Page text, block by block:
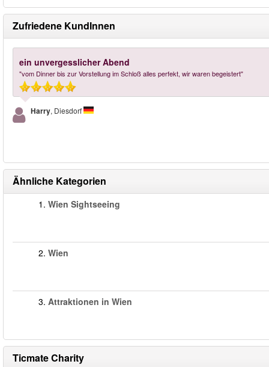
Zufriedene KundInnen
ein unvergesslicher Abend
"vom Dinner bis zur Vorstellung im Schloß alles perfekt, wir waren begeistert"
Harry, Diesdorf
Ähnliche Kategorien
1. Wien Sightseeing
2. Wien
3. Attraktionen in Wien
Ticmate Charity